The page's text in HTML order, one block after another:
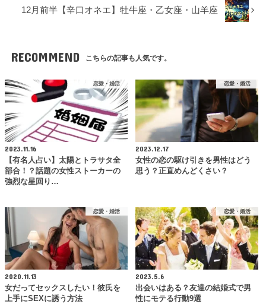
12月前半【辛口オネエ】牡牛座・乙女座・山羊座
RECOMMEND こちらの記事も人気です。
恋愛・婚活
2023.11.16
【有名人占い】太陽とトラサタ全
部合！？話題の女性ストーカーの
強烈な星回り…
恋愛・婚活
2023.12.17
女性の恋の駆け引きを男性はどう
思う？正直めんどくさい？
恋愛・婚活
2020.11.13
女だってセックスしたい！彼氏を
上手にSEXに誘う方法
恋愛・婚活
2023.5.6
出会いはある？友達の結婚式で男
性にモテる行動9選